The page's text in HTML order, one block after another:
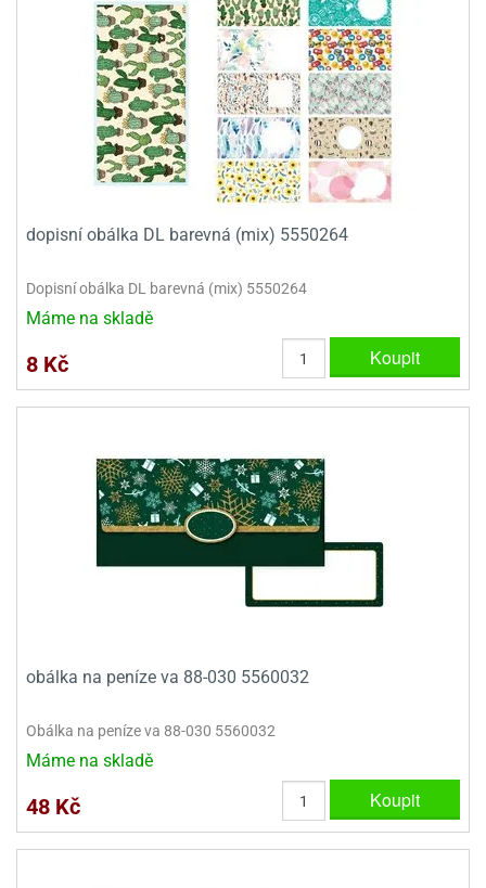
dopisní obálka DL barevná (mix) 5550264
Dopisní obálka DL barevná (mix) 5550264
Máme na skladě
8 Kč Koupit
obálka na peníze va 88-030 5560032
Obálka na peníze va 88-030 5560032
Máme na skladě
48 Kč Koupit